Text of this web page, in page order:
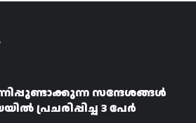
സന്ദേശങ്ങൾ
പ്രചരിപ്പിച്ച 3 പേർ